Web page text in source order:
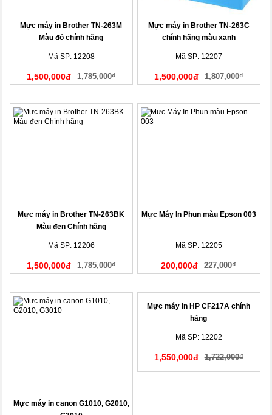
Mực máy in Brother TN-263M
Màu đỏ chính hãng
Mã SP: 12208
1,500,000đ 1,785,000₫
Mực máy in Brother TN-263C
chính hãng màu xanh
Mã SP: 12207
1,500,000đ 1,807,000₫
Mực máy in Brother TN-263BK
Màu đen Chính hãng
Mã SP: 12206
1,500,000đ 1,785,000₫
Mực Máy In Phun màu Epson 003
Mã SP: 12205
200,000đ 227,000₫
Mực máy in canon G1010, G2010,
Mực máy in HP CF217A chính
hãng
Mã SP: 12202
1,550,000đ 1,722,000₫